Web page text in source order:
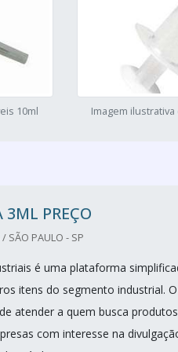
10ml Imagem
3ML PREÇO
/ SÃO PAULO - SP
é uma plataforma
itens do segmento industrial.
atender a quem busca
com interesse na